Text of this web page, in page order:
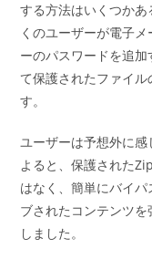
する方法はいくつか
くのユーザーが電子
ーのパスワードを追
て保護されたファイ
す。
ユーザーは予想外に
よると、保護された
はなく、簡単にバイ
ブされたコンテンツ
しました。